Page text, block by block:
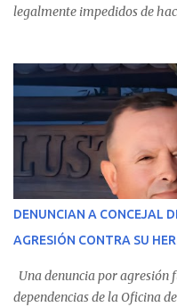
legalmente impedidos de
estableció que estos
custodian fondos públicos—
monto total de $116.075.918
En el detalle regional, se
identificó a cuatro
operaciones. Asimismo, se
corresponde a un
detectaron incumplimientos
precisa que la mayor
Talca, donde...
DENUNCIAN A CONCEJAL
AGRESIÓN CONTRA SU
Una denuncia por agresión
dependencias de la Oficina